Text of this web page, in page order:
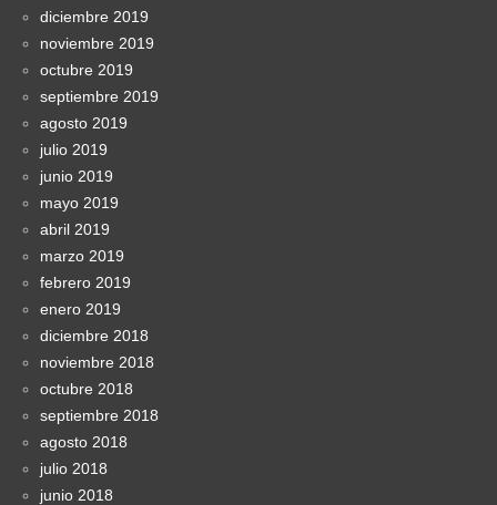
diciembre 2019
noviembre 2019
octubre 2019
septiembre 2019
agosto 2019
julio 2019
junio 2019
mayo 2019
abril 2019
marzo 2019
febrero 2019
enero 2019
diciembre 2018
noviembre 2018
octubre 2018
septiembre 2018
agosto 2018
julio 2018
junio 2018